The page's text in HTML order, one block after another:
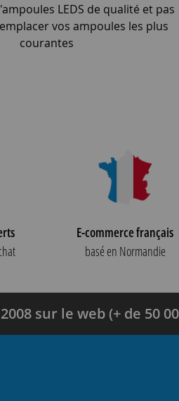
LEDS de qualité et pas
vos ampoules les plus
courantes
E-commerce français
basé en Normandie
sur le web (+ de 50